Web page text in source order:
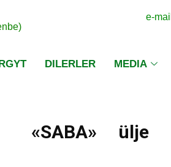
e-
DILERLER MEDIA
«SABA» ülje